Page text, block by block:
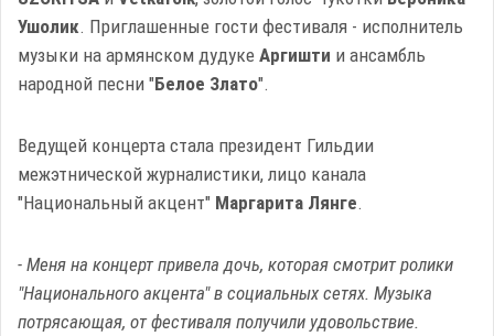
Ушолик. Приглашенные гости фестиваля - исполнитель
музыки на армянском дудуке Аргишти и ансамбль
народной песни "Белое Злато".
Ведущей концерта стала президент Гильдии
межэтнической журналистики, лицо канала
"Национальный акцент" Маргарита Лянге.
- Меня на концерт привела дочь, которая смотрит ролики
"Национального акцента" в социальных сетях. Музыка
потрясающая, от фестиваля получили удовольствие.